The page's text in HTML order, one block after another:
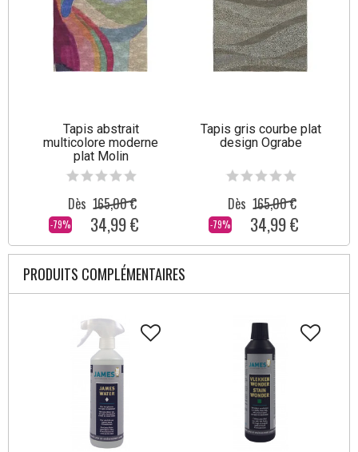
Tapis abstrait
multicolore moderne
plat Molin
-79%
Dès 165,00 €
34,99 €
Tapis gris courbe plat
design Ograbe
-79%
Dès 165,00 €
34,99 €
PRODUITS COMPLÉMENTAIRES